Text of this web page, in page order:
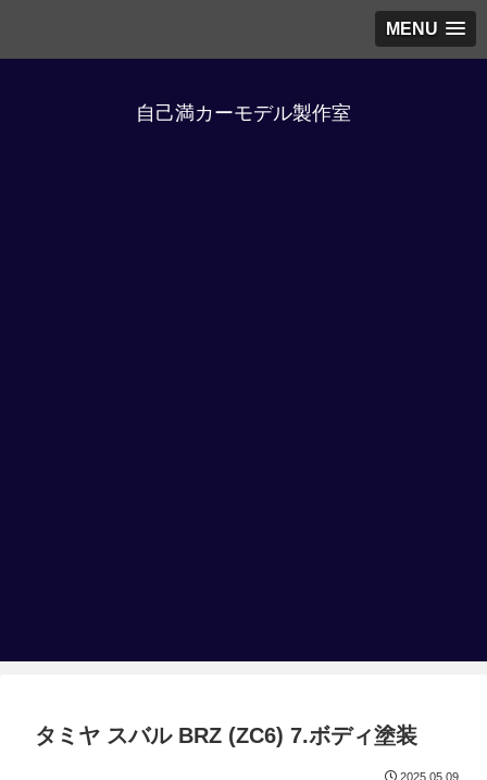
MENU
自己満カーモデル製作室
タミヤ スバル BRZ (ZC6) 7.ボディ塗装
2025.05.09